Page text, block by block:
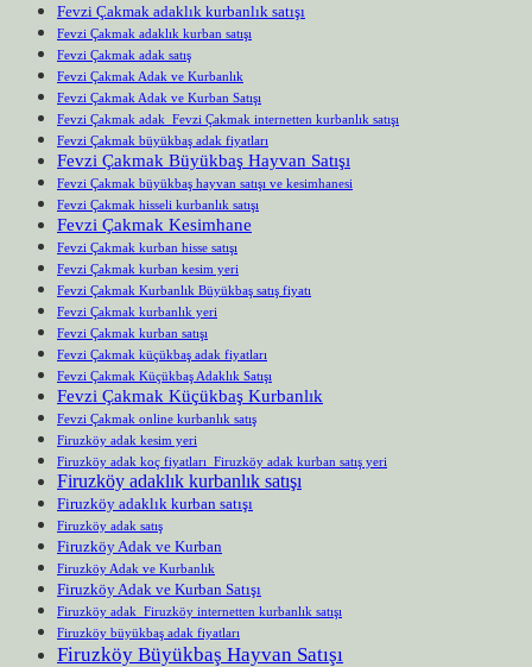
Fevzi Çakmak adaklık kurbanlık satışı
Fevzi Çakmak adaklık kurban satışı
Fevzi Çakmak adak satış
Fevzi Çakmak Adak ve Kurbanlık
Fevzi Çakmak Adak ve Kurban Satışı
Fevzi Çakmak adak Fevzi Çakmak internetten kurbanlık satışı
Fevzi Çakmak büyükbaş adak fiyatları
Fevzi Çakmak Büyükbaş Hayvan Satışı
Fevzi Çakmak büyükbaş hayvan satışı ve kesimhanesi
Fevzi Çakmak hisseli kurbanlık satışı
Fevzi Çakmak Kesimhane
Fevzi Çakmak kurban hisse satışı
Fevzi Çakmak kurban kesim yeri
Fevzi Çakmak Kurbanlık Büyükbaş satış fiyatı
Fevzi Çakmak kurbanlık yeri
Fevzi Çakmak kurban satışı
Fevzi Çakmak küçükbaş adak fiyatları
Fevzi Çakmak Küçükbaş Adaklık Satışı
Fevzi Çakmak Küçükbaş Kurbanlık
Fevzi Çakmak online kurbanlık satış
Firuzköy adak kesim yeri
Firuzköy adak koç fiyatları Firuzköy adak kurban satış yeri
Firuzköy adaklık kurbanlık satışı
Firuzköy adaklık kurban satışı
Firuzköy adak satış
Firuzköy Adak ve Kurban
Firuzköy Adak ve Kurbanlık
Firuzköy Adak ve Kurban Satışı
Firuzköy adak Firuzköy internetten kurbanlık satışı
Firuzköy büyükbaş adak fiyatları
Firuzköy Büyükbaş Hayvan Satışı